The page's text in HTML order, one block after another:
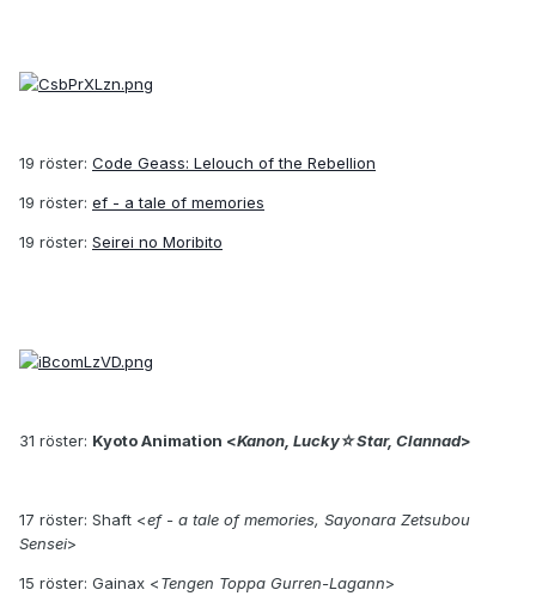
19 röster: Code Geass: Lelouch of the Rebellion
19 röster: ef - a tale of memories
19 röster: Seirei no Moribito
31 röster: Kyoto Animation <Kanon, Lucky☆Star, Clannad>
17 röster: Shaft <ef - a tale of memories, Sayonara Zetsubou
Sensei>
15 röster: Gainax <Tengen Toppa Gurren-Lagann>